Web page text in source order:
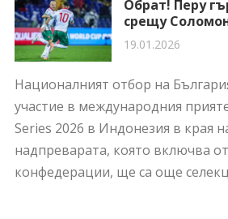
Обрат! Перу
срещу
19.01.2026
Националният отбор на
участие в международния
Series 2026 в Индонезия в края
надпреварата, която включва
конфедерации, ще са още